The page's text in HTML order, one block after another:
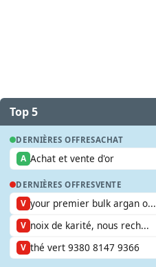
Top 5
DERNIÈRES OFFRESACHAT
A Achat et vente d'or
DERNIÈRES OFFRESVENTE
V your premier bulk argan o...
V noix de karité, nous rech...
V thé vert 9380 8147 9366